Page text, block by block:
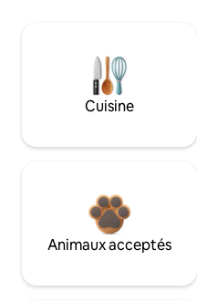
Cuisine
Animaux acceptés